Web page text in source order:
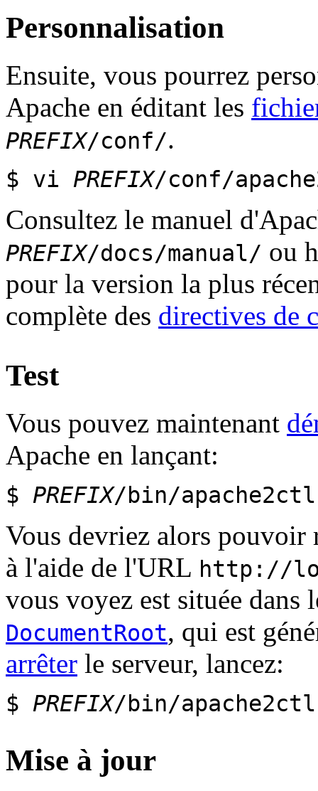
Personnalisation
Ensuite, vous pourrez
Apache en éditant les
PREFIX/conf/.
$ vi PREFIX/conf/
Consultez le manuel
PREFIX/docs/manual/ ou
pour la version la plus
complète des directives de
Test
Vous pouvez maintenant
Apache en lançant:
$ PREFIX/bin/
Vous devriez alors
à l'aide de l'URL http://
vous voyez est située
DocumentRoot, qui est
arrêter le serveur, lancez:
$ PREFIX/bin/
Mise à jour